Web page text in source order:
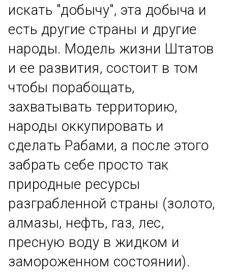
искать "добычу", эта добыча и
есть другие страны и другие
народы. Модель жизни Штатов
и ее развития, состоит в том
чтобы порабощать,
захватывать территорию,
народы оккупировать и
сделать Рабами, а после этого
забрать себе просто так
природные ресурсы
разграбленной страны (золото,
алмазы, нефть, газ, лес,
пресную воду в жидком и
замороженном состоянии).